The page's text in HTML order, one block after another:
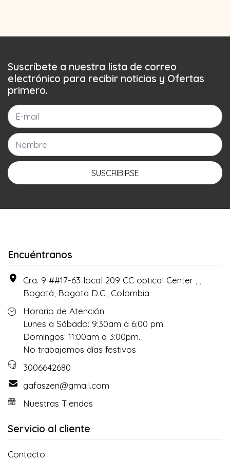
Suscríbete a nuestra lista de correo
electrónico para recibir noticias y Ofertas
primero.
SUSCRIBIRSE
Encuéntranos
Cra. 9 ##17-63 local 209 CC optical Center , ,
Bogotá, Bogota D.C., Colombia
Horario de Atención:
Lunes a Sábado: 9:30am a 6:00 pm.
Domingos: 11:00am a 3:00pm.
No trabajamos días festivos
3006642680
gafaszen@gmail.com
Nuestras Tiendas
Servicio al cliente
Contacto